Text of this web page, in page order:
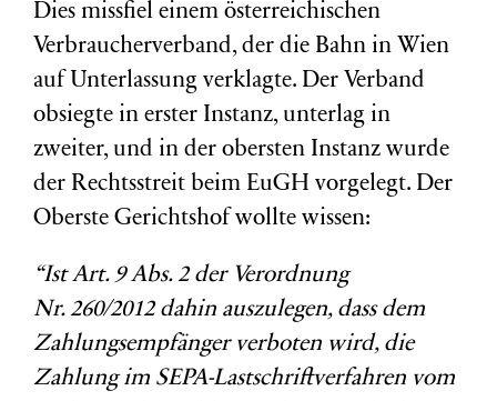
Dies missfiel einem österreichischen
Verbraucherverband, der die Bahn in Wien
auf Unterlassung verklagte. Der Verband
obsiegte in erster Instanz, unterlag in
zweiter, und in der obersten Instanz wurde
der Rechtsstreit beim EuGH vorgelegt. Der
Oberste Gerichtshof wollte wissen:
“Ist Art. 9 Abs. 2 der Verordnung
Nr. 260/2012 dahin auszulegen, dass dem
Zahlungsempfänger verboten wird, die
Zahlung im SEPA-Lastschriftverfahren vom